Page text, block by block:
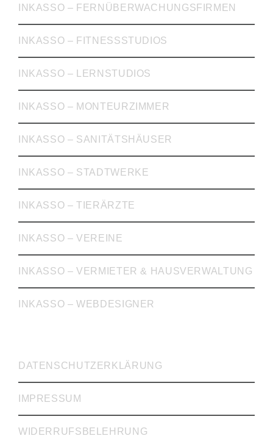
INKASSO – FERNÜBERWACHUNGSFIRMEN
INKASSO – FITNESSSTUDIOS
INKASSO – LERNSTUDIOS
INKASSO – MONTEURZIMMER
INKASSO – SANITÄTSHÄUSER
INKASSO – STADTWERKE
INKASSO – TIERÄRZTE
INKASSO – VEREINE
INKASSO – VERMIETER & HAUSVERWALTUNG
INKASSO – WEBDESIGNER
DATENSCHUTZERKLÄRUNG
IMPRESSUM
WIDERRUFSBELEHRUNG